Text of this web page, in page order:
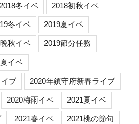
2018冬イベ 2018初秋イベ
冬イベ 2019夏イベ
秋イベ 2019節分任務
イベ
ブ 2020年鎮守府新春ライブ
2020梅雨イベ 2021夏イベ
2021春イベ 2021桃の節句